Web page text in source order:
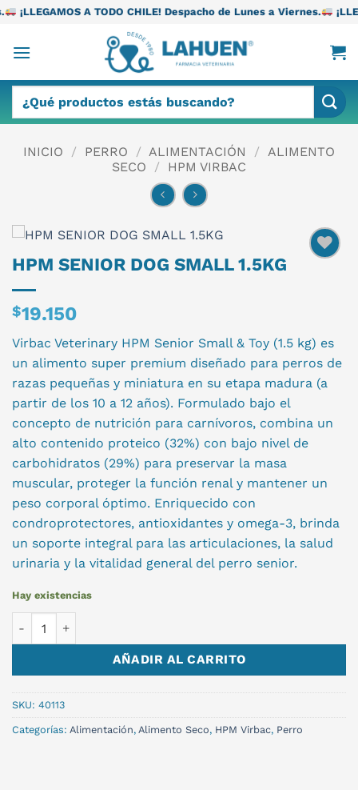
Saltar
contenido
A TODO CHILE! Despacho de Lunes a Viernes. ¡LLEGAMOS A
por:
INICIO / PERRO / ALIMENTACIÓN / ALIMENTO
SECO
/ HPM VIRBAC
HPM SENIOR DOG SMALL 1.5KG
$19.150
Virbac Veterinary HPM Senior Small & Toy (1.5 kg) es
un alimento super premium diseñado para perros de
razas pequeñas y miniatura en su etapa madura (a
partir de los 10 a 12 años). Formulado bajo el
concepto de nutrición para carnívoros, combina un
alto contenido proteico (32%) con bajo nivel de
carbohidratos (29%) para preservar la masa
muscular, proteger la función renal y mantener un
peso corporal óptimo. Enriquecido con
condroprotectores, antioxidantes y omega-3, brinda
un soporte integral para las articulaciones, la salud
urinaria y la vitalidad general del perro senior.
Hay existencias
AÑADIR AL CARRITO
SKU: 40113
Categorías: Alimentación, Alimento Seco, HPM Virbac, Perro